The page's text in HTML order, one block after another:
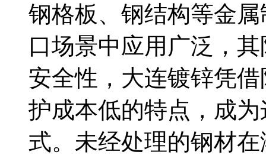
钢格板、钢结构等金
口场景中应用广泛，
安全性，大连镀锌凭
护成本低的特点，成
式。未经处理的钢材